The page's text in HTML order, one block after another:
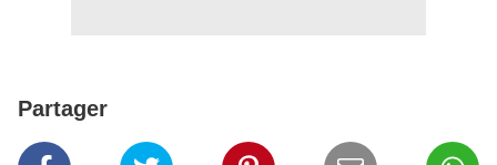
Partager